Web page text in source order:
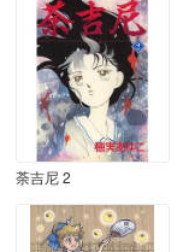
荼吉尼 2